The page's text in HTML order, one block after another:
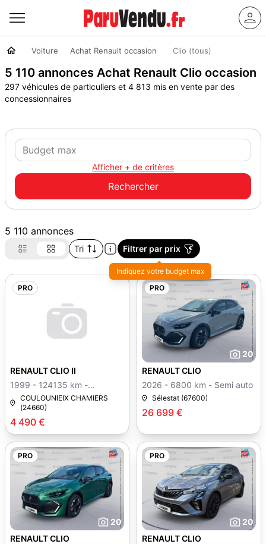
Voiture Achat Renault occasion Clio (tous)
5 110 annonces Achat Renault Clio occasion
297 véhicules de particuliers et 4 813 mis en vente par des
concessionnaires
Afficher + de critères
5 110 annonces
Tri Filtrer par prix
Indiquez votre budget max
PRO
4 490 €
RENAULT CLIO II
1999 - 124135 km -
Manuelle
COULOUNIEIX CHAMIERS
(24660)
PRO
20
26 699 €
RENAULT CLIO
2026 - 6800 km - Semi auto
Sélestat (67600)
PRO
20
RENAULT CLIO
PRO
20
RENAULT CLIO